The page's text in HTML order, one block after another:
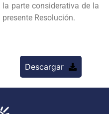
la parte considerativa de la
presente Resolución.
Descargar